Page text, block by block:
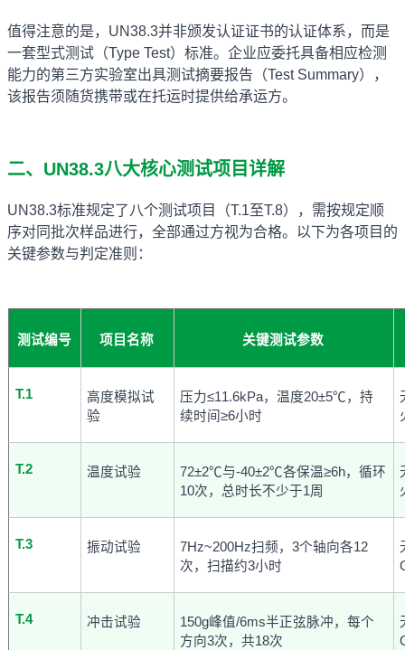
值得注意的是，UN38.3并非颁发认证证书的认证体系，而是
一套型式测试（Type Test）标准。企业应委托具备相应检测
能力的第三方实验室出具测试摘要报告（Test Summary），
该报告须随货携带或在托运时提供给承运方。
二、UN38.3八大核心测试项目详解
UN38.3标准规定了八个测试项目（T.1至T.8），需按规定顺
序对同批次样品进行，全部通过方视为合格。以下为各项目的
关键参数与判定准则：
测试编号 项目名称 关键测试参数
T.1
高度模拟试
验
压力≤11.6kPa，温度20±5℃，持
续时间≥6小时
T.2 温度试验
72±2℃与-40±2℃各保温≥6h，循环
10次，总时长不少于1周
T.3 振动试验
7Hz~200Hz扫频，3个轴向各12
次，扫描约3小时
T.4 冲击试验
150g峰值/6ms半正弦脉冲，每个
方向3次，共18次